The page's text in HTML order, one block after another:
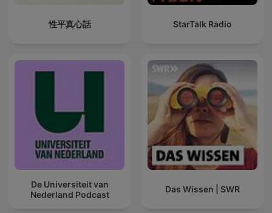
性平真心話 StarTalk Radio
De Universiteit van
Nederland Podcast
Das Wissen | SWR